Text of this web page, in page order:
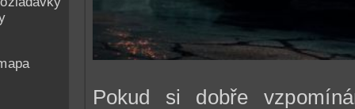
Pokud si dobře